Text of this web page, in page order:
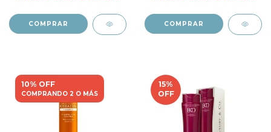
10% OFF
COMPRANDO 2 O MÁS
15%
OFF